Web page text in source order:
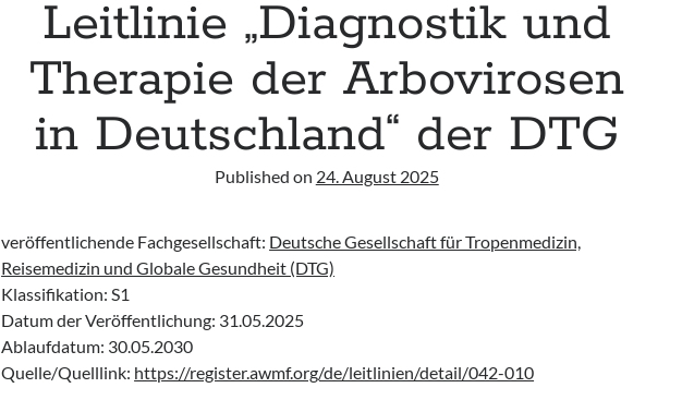
Leitlinie „Diagnostik und
Therapie der Arbovirosen
in Deutschland“ der DTG
Published on 24. August 2025
veröffentlichende Fachgesellschaft: Deutsche Gesellschaft für Tropenmedizin,
Reisemedizin und Globale Gesundheit (DTG)
Klassifikation: S1
Datum der Veröffentlichung: 31.05.2025
Ablaufdatum: 30.05.2030
Quelle/Quelllink: https://register.awmf.org/de/leitlinien/detail/042-010